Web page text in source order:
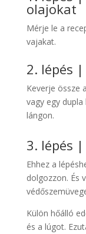
olajokat
Mérje le a
vajakat.
2. lépés
Keverje össze
vagy egy
lángon.
3. lépés
Ehhez a
dolgozzon. És
Külön hőálló
és a lúgot.